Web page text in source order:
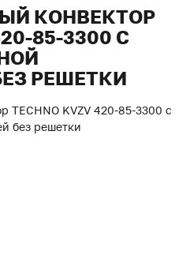
КОНВЕКТОР
85-3300 С
РЕШЕТКИ